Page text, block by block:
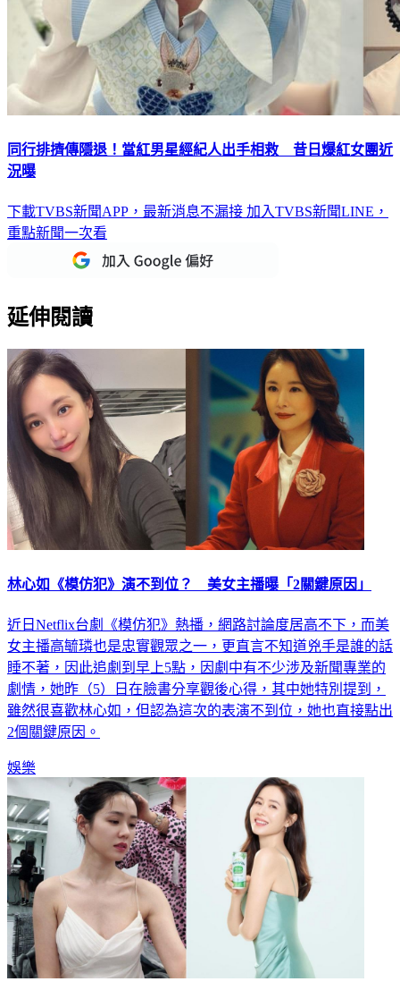
同行排擠傳隱退！當紅男星經紀人出手相救 昔日爆紅女團近
況曝
下載TVBS新聞APP，最新消息不漏接 加入TVBS新聞LINE，
重點新聞一次看
延伸閱讀
林心如《模仿犯》演不到位？ 美女主播曝「2關鍵原因」
近日Netflix台劇《模仿犯》熱播，網路討論度居高不下，而美
女主播高毓璘也是忠實觀眾之一，更直言不知道兇手是誰的話
睡不著，因此追劇到早上5點，因劇中有不少涉及新聞專業的
劇情，她昨（5）日在臉書分享觀後心得，其中她特別提到，
雖然很喜歡林心如，但認為這次的表演不到位，她也直接點出
2個關鍵原因。
娛樂